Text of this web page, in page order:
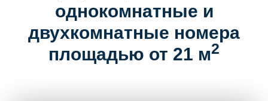
однокомнатные и
двухкомнатные номера
площадью от 21 м2